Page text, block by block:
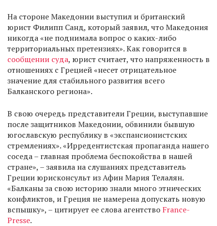
На стороне Македонии выступил и британский
юрист Филипп Санд, который заявил, что Македония
никогда «не поднимала вопрос о каких-либо
территориальных претензиях». Как говорится в
сообщении суда, юрист считает, что напряженность в
отношениях с Грецией «несет отрицательное
значение для стабильного развития всего
Балканского региона».
В свою очередь представители Греции, выступавшие
после защитников Македонии, обвинили бывшую
югославскую республику в «экспансионистских
стремлениях». «Ирредентистская пропаганда нашего
соседа – главная проблема беспокойства в нашей
стране», – заявила на слушаниях представитель
Греции юрисконсульт из Афин Мария Телалян.
«Балканы за свою историю знали много этнических
конфликтов, и Греция не намерена допускать новую
вспышку», – цитирует ее слова агентство France-
Presse.